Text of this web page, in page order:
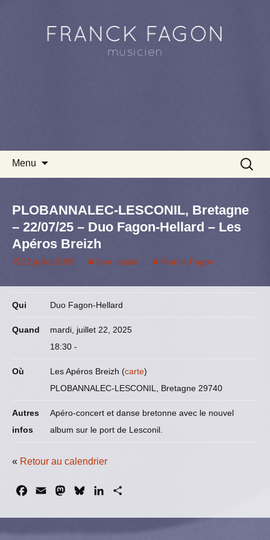
Menu
PLOBANNALEC-LESCONIL, Bretagne
– 22/07/25 – Duo Fagon-Hellard – Les
Apéros Breizh
22 juillet 2025 Non classé Franck Fagon
Qui Duo Fagon-Hellard
Quand
mardi, juillet 22, 2025
18:30 -
Où Les Apéros Breizh (carte)
PLOBANNALEC-LESCONIL, Bretagne 29740
Autres
infos
Apéro-concert et danse bretonne avec le nouvel
album sur le port de Lesconil.
« Retour au calendrier
c
e
a
i
M
s
t
u
n
r
t